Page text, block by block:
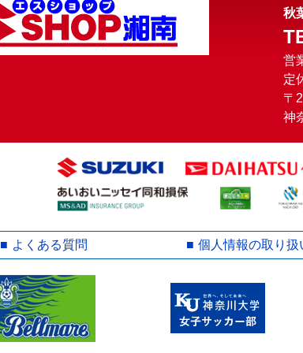
秋
営
定
〒
神
よくある質問 個人情報の取り扱